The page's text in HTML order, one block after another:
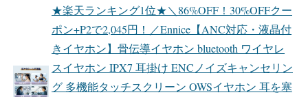
★楽天ランキング1位★＼86%OFF！30%OFFクー
ポン+P2で2,045円！／Ennice【ANC対応・液晶付
きイヤホン】骨伝導イヤホン bluetooth ワイヤレ
スイヤホン IPX7 耳掛け ENCノイズキャンセリン
グ 多機能タッチスクリーン OWSイヤホン 耳を塞